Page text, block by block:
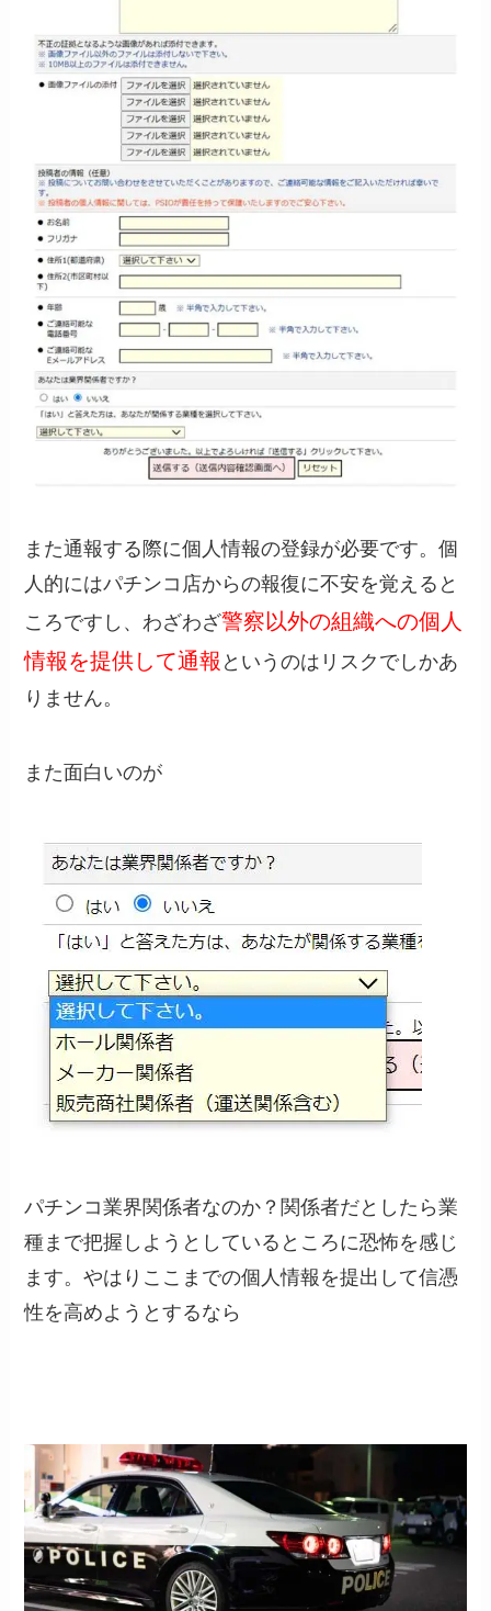
また通報する際に個人情報の登録が必要です。個
人的にはパチンコ店からの報復に不安を覚えると
ころですし、わざわざ警察以外の組織への個人
情報を提供して通報 というのはリスクでしかあ
りません。
また面白いのが
パチンコ業界関係者なのか？関係者だとしたら業
種まで把握しようとしているところに恐怖を感じ
ます。やはりここまでの個人情報を提出して信憑
性を高めようとするなら